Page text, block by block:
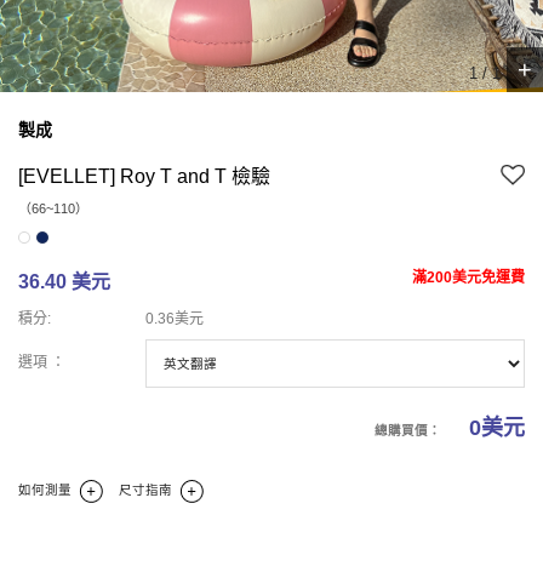
1/1 +
製成
[EVELLET] Roy T and T 檢驗
（66~110）
36.40 美元 滿200美元免運費
積分: 0.36美元
選項 ：
總購買價： 0美元
如何測量 尺寸指南